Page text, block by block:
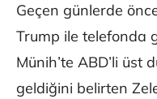
Geçen günlerde
Trump ile telefonda
Münih’te ABD’li üst
geldiğini belirten